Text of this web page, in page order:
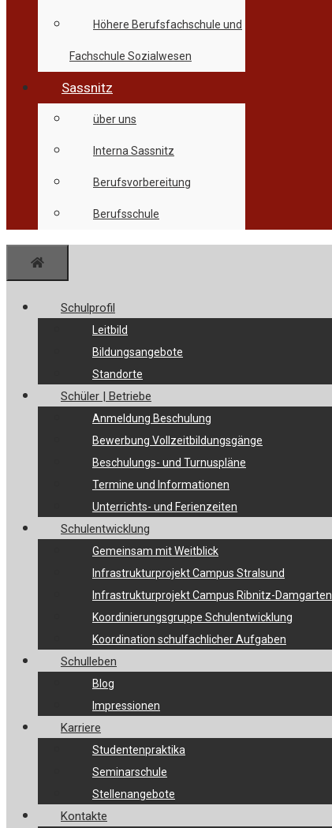
Höhere Berufsfachschule und
Fachschule Sozialwesen
Sassnitz
über uns
Interna Sassnitz
Berufsvorbereitung
Berufsschule
Schulprofil
Leitbild
Bildungsangebote
Standorte
Schüler | Betriebe
Anmeldung Beschulung
Bewerbung Vollzeitbildungsgänge
Beschulungs- und Turnuspläne
Termine und Informationen
Unterrichts- und Ferienzeiten
Schulentwicklung
Gemeinsam mit Weitblick
Infrastrukturprojekt Campus Stralsund
Infrastrukturprojekt Campus Ribnitz-Damgarten
Koordinierungsgruppe Schulentwicklung
Koordination schulfachlicher Aufgaben
Schulleben
Blog
Impressionen
Karriere
Studentenpraktika
Seminarschule
Stellenangebote
Kontakte